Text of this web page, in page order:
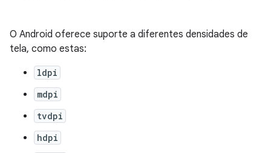
O Android oferece suporte a diferentes densidades de
tela, como estas:
ldpi
mdpi
tvdpi
hdpi